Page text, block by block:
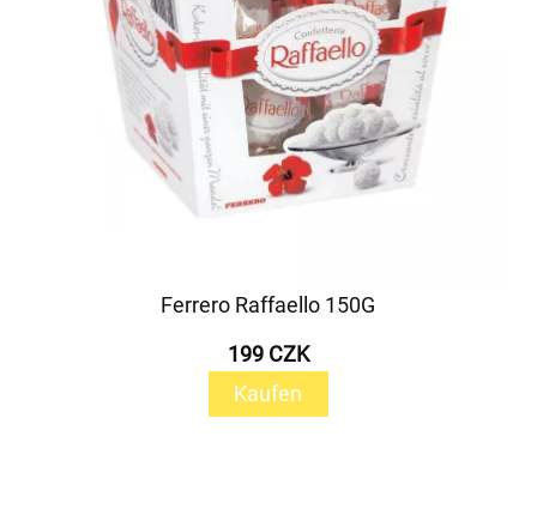
Ferrero Raffaello 150G
199 CZK
Kaufen